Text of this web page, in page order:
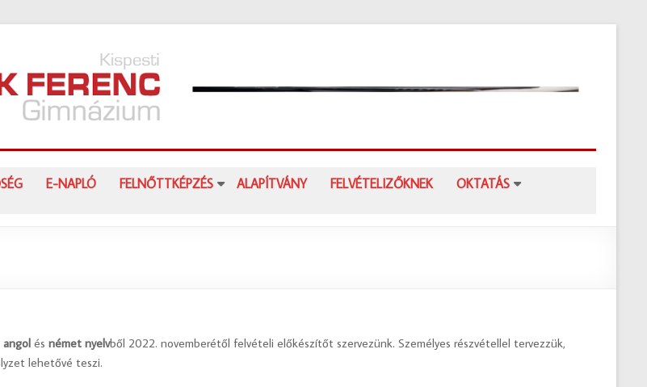
E-NAPLÓ FELNŐTTKÉPZÉS ALAPÍTVÁNY FELVÉTELIZŐKNEK OKTATÁS
angol ésnémet nyelvből 2022. novemberétől felvételi előkészítőt szervezünk. Személyes részvétellel tervezzük,
lehetővé teszi.